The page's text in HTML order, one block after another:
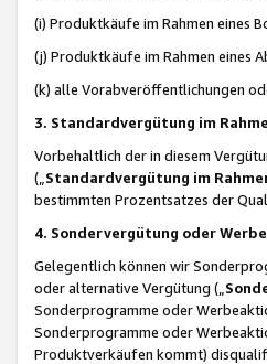
(i) Produktkäufe im Rahmen eines
(j) Produktkäufe im Rahmen eines
(k) alle Vorabveröffentlichungen
3. Standardvergütung im
Vorbehaltlich der in diesem
(„ Standardvergütung im
bestimmten Prozentsatzes der
4. Sondervergütung oder
Gelegentlich können wir
oder alternative Vergütung („
Sonderprogramme oder
Sonderprogramme oder
Produktverkäufen kommt)